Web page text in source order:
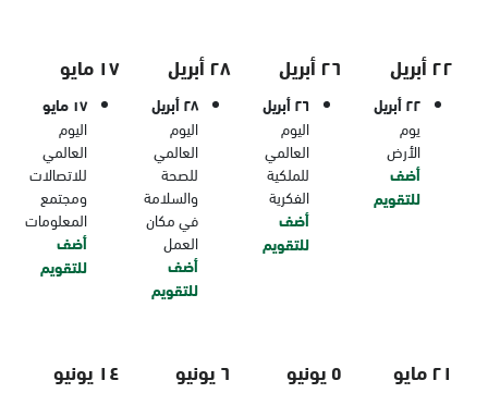
٢٢ أبريل
٢٢ أبريل
يوم
الأرض
أضف
للتقويم
٢٦ أبريل
٢٦ أبريل
اليوم
العالمي
للملكية
الفكرية
أضف
للتقويم
٢٨ أبريل
٢٨ أبريل
اليوم
العالمي
للصحة
والسلامة
في مكان
العمل
أضف
للتقويم
١٧ مايو
١٧ مايو
اليوم
العالمي
للاتصالات
ومجتمع
المعلومات
أضف
للتقويم
٢١ مايو ٥ يونيو ٦ يونيو ١٤ يونيو